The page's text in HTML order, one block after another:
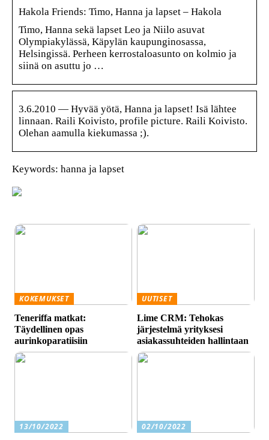
Hakola Friends: Timo, Hanna ja lapset – Hakola
Timo, Hanna sekä lapset Leo ja Niilo asuvat
Olympiakylässä, Käpylän kaupunginosassa,
Helsingissä. Perheen kerrostaloasunto on kolmio ja
siinä on asuttu jo …
3.6.2010 — Hyvää yötä, Hanna ja lapset! Isä lähtee
linnaan. Raili Koivisto, profile picture. Raili Koivisto.
Olehan aamulla kiekumassa ;).
Keywords: hanna ja lapset
KOKEMUKSET
Teneriffa matkat:
Täydellinen opas
aurinkoparatiisiin
UUTISET
Lime CRM: Tehokas
järjestelmä yrityksesi
asiakassuhteiden hallintaan
13/10/2022
02/10/2022